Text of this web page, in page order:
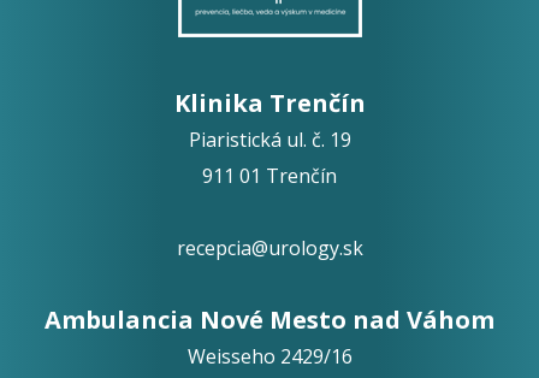
Klinika Trenčín
Piaristická ul. č. 19
911 01 Trenčín
recepcia@urology.sk
Ambulancia Nové Mesto nad Váhom
Weisseho 2429/16